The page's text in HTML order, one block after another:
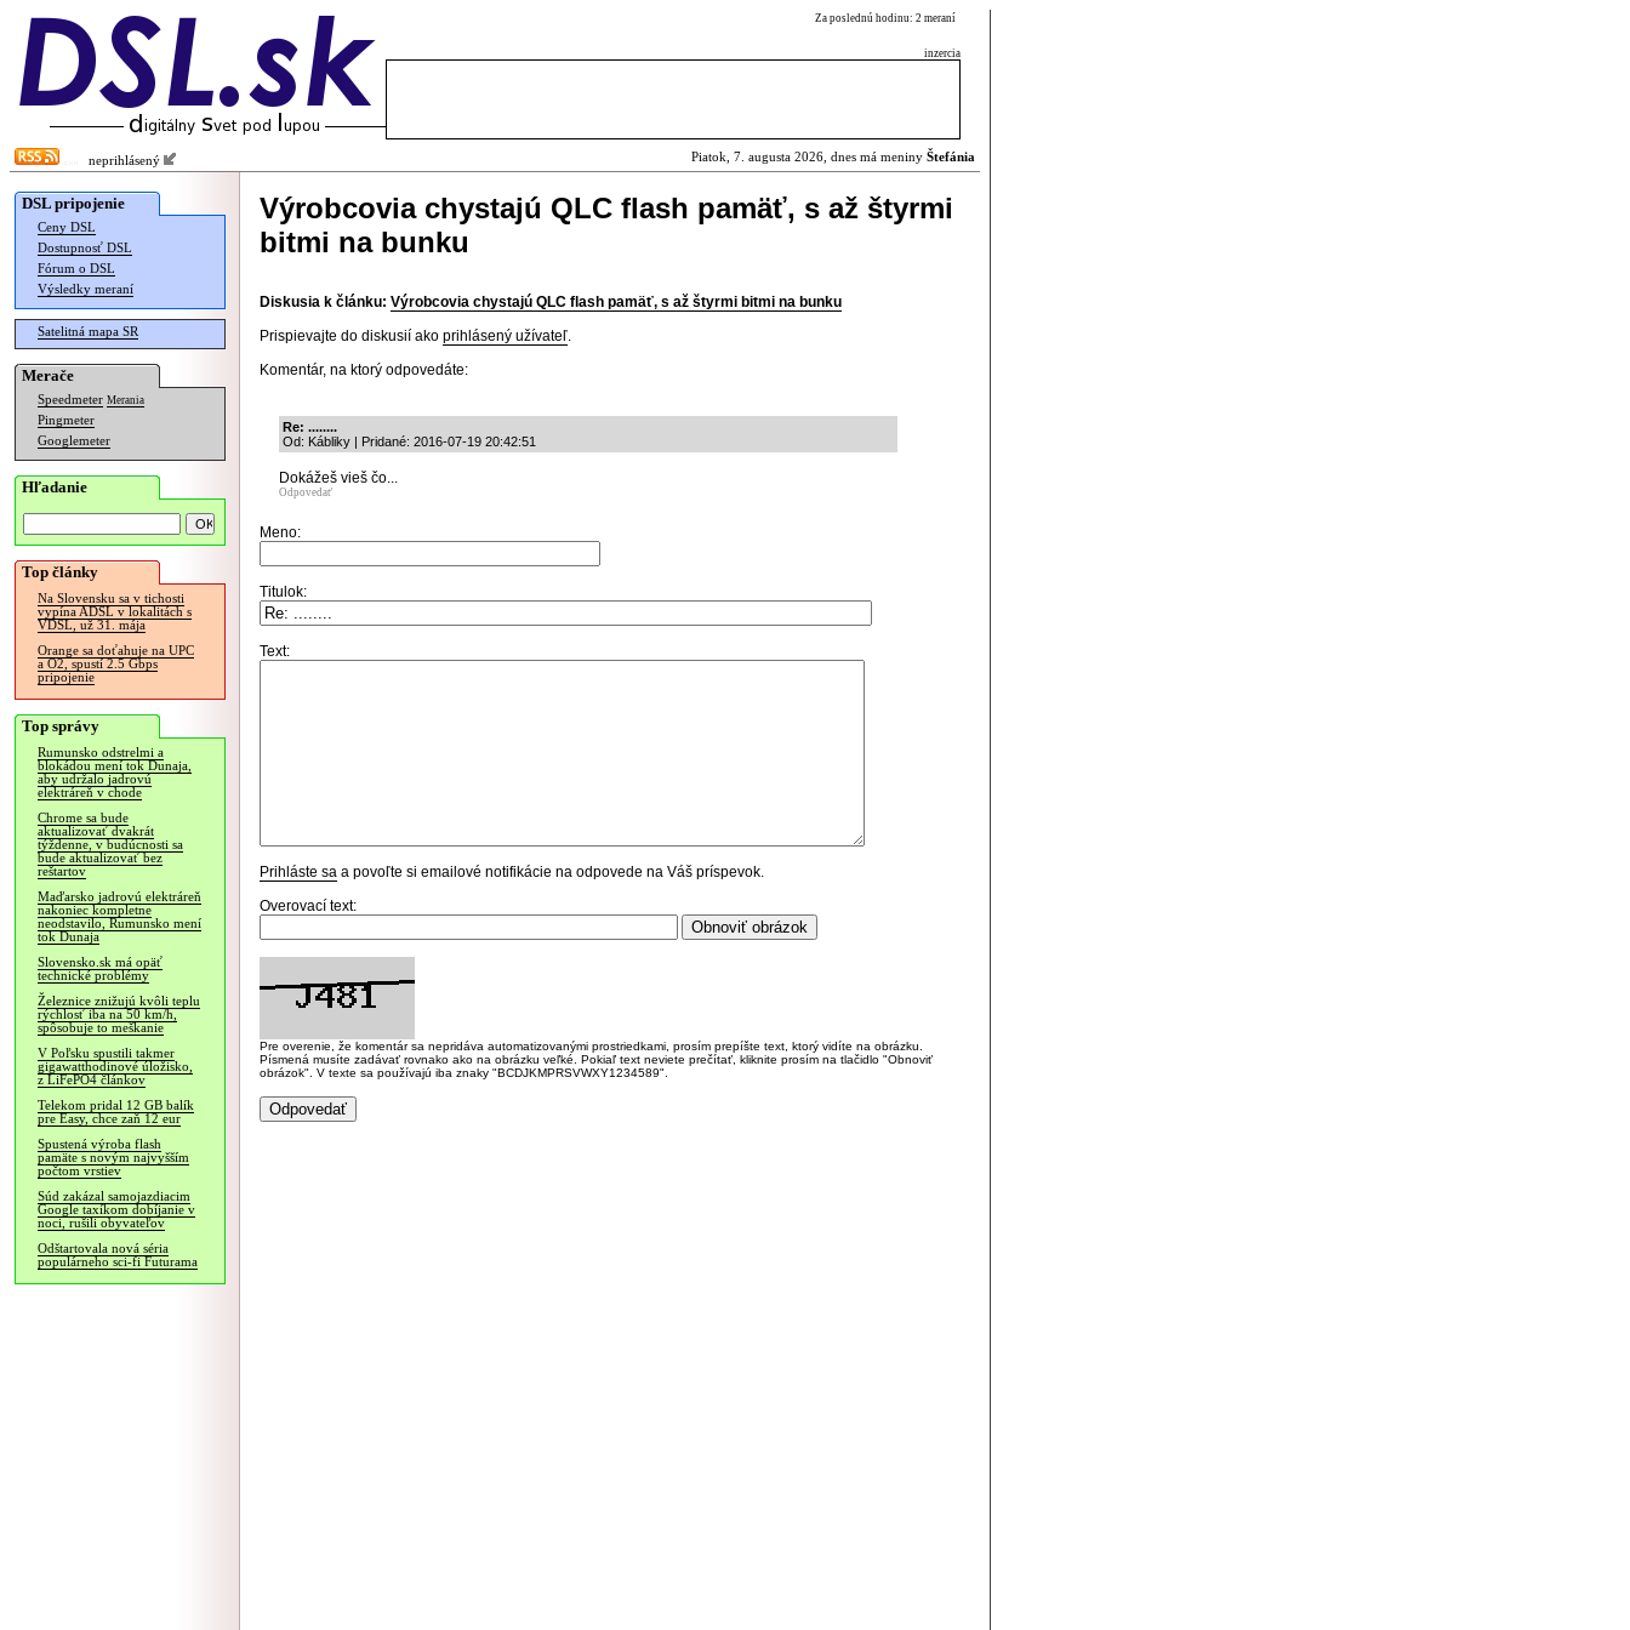
Za poslednú hodinu: 2 meraní
inzercia
neprihlásený Piatok, 7. augusta 2026, dnes má meniny Štefánia
DSL pripojenie
Ceny DSL
Dostupnosť DSL
Fórum o DSL
Výsledky meraní
Satelitná mapa SR
Merače
Speedmeter Merania
Pingmeter
Googlemeter
Hľadanie
Top články
Na Slovensku sa v tichosti
vypína ADSL v lokalitách s
VDSL, už 31. mája
Orange sa doťahuje na UPC
a O2, spustí 2.5 Gbps
pripojenie
Top správy
Rumunsko odstrelmi a
blokádou mení tok Dunaja,
aby udržalo jadrovú
elektráreň v chode
Chrome sa bude
aktualizovať dvakrát
týždenne, v budúcnosti sa
bude aktualizovať bez
reštartov
Maďarsko jadrovú elektráreň
nakoniec kompletne
neodstavilo, Rumunsko mení
tok Dunaja
Slovensko.sk má opäť
technické problémy
Železnice znižujú kvôli teplu
rýchlosť iba na 50 km/h,
spôsobuje to meškanie
V Poľsku spustili takmer
gigawatthodinové úložisko,
z LiFePO4 článkov
Telekom pridal 12 GB balík
pre Easy, chce zaň 12 eur
Spustená výroba flash
pamäte s novým najvyšším
počtom vrstiev
Súd zakázal samojazdiacim
Google taxíkom dobíjanie v
noci, rušili obyvateľov
Odštartovala nová séria
populárneho sci-fi Futurama
Výrobcovia chystajú QLC flash pamäť, s až štyrmi
bitmi na bunku
Diskusia k článku: Výrobcovia chystajú QLC flash pamäť, s až štyrmi bitmi na bunku
Prispievajte do diskusií ako prihlásený užívateľ.
Komentár, na ktorý odpovedáte:
Re: ........
Od: Kábliky | Pridané: 2016-07-19 20:42:51
Dokážeš vieš čo...
Odpovedať
Meno:
Titulok:
Text:
Prihláste sa a povoľte si emailové notifikácie na odpovede na Váš príspevok.
Overovací text:
Pre overenie, že komentár sa nepridáva automatizovanými prostriedkami, prosím prepíšte text, ktorý vidíte na obrázku.
Písmená musíte zadávať rovnako ako na obrázku veľké. Pokiaľ text neviete prečítať, kliknite prosím na tlačidlo "Obnoviť
obrázok". V texte sa používajú iba znaky "BCDJKMPRSVWXY1234589".